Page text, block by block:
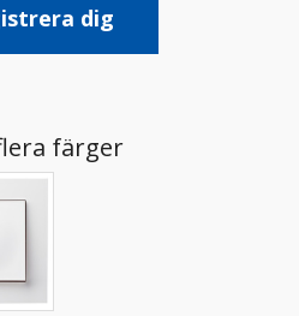
dig
färger